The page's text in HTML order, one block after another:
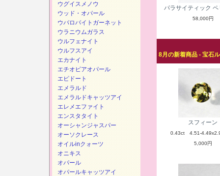
パラサイティック ペ
58,000円
8月の新着商品 - 宝石
スフィーン
0.43ct 4.51-
5,000円
ウグイスメノウ
ウッド・オパール
ウバロバイトガーネット
ウラニウムガラス
ウルフェナイト
ウルフスアイ
エカナイト
エチオピアオパール
エピドート
エメラルド
エメラルドキャッツアイ
エレメエファイト
エンスタタイト
オーシャンジャスパー
オーソクレース
オイルinクォーツ
オニキス
オパール
オパールキャッツアイ